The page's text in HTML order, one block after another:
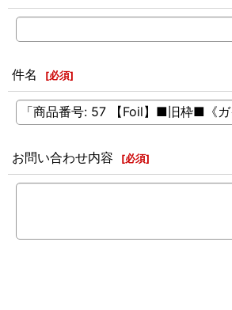
件名 [必須]
お問い合わせ内容 [必須]